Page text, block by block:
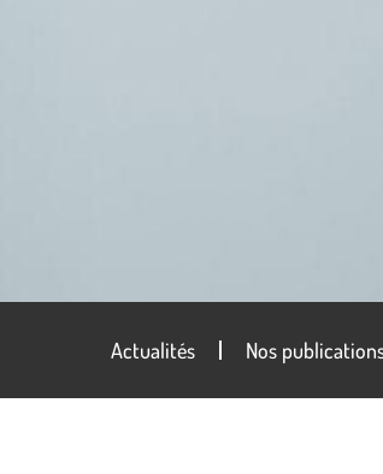
Actualités Nos